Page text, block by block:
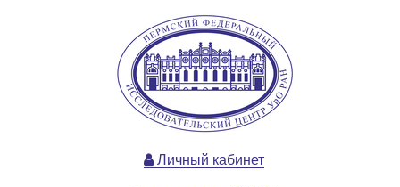
Личный кабинет